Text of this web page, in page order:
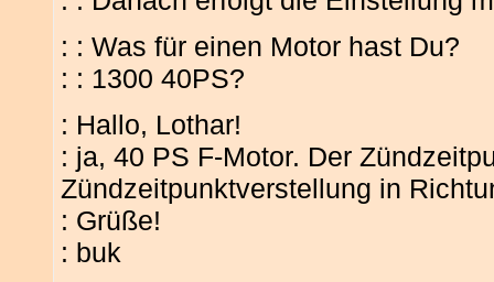
: : Was für einen Motor hast Du?
: : 1300 40PS?
: Hallo, Lothar!
: ja, 40 PS F-Motor. Der
Zündzeitpunktverstellung in
: Grüße!
: buk